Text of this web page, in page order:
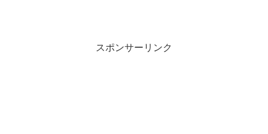
スポンサーリンク